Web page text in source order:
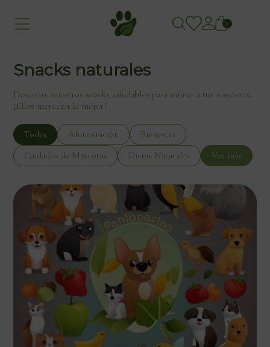
0
Snacks naturales
Descubre nuestros snacks saludables para mimar a tus mascotas.
¡Ellos merecen lo mejor!
Todas Alimentación
Bienestar
Cuidados de Mascotas
Dietas Naturales Ver más